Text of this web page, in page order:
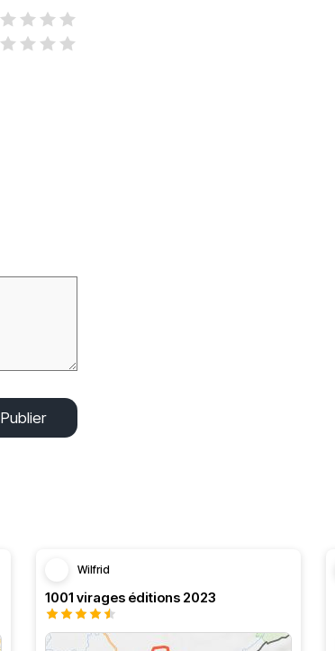
Publier
Wilfrid
1001 virages éditions 2023